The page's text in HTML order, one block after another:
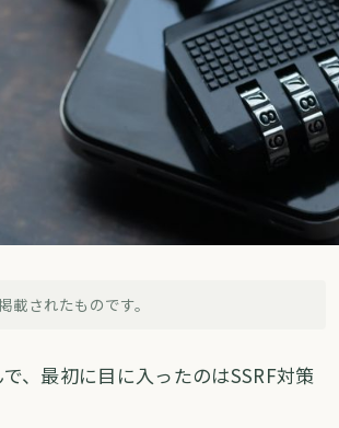
対策、自分のコー
されたものです。
、最初に目に入ったのはSSRF対策